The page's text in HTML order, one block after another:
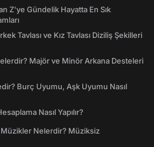
Z'ye Gündelik Hayatta En Sık
Tavlası ve Kız Tavlası Diziliş Şekilleri
Majör ve Minör Arkana Desteleri
Burç Uyumu, Aşk Uyumu Nasıl
Nasıl Yapılır?
Müzikler Nelerdir? Müziksiz